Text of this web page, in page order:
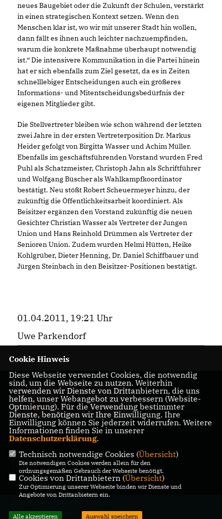
neues Baugebiet oder die Zukunft der Schulen, verstärkt
in einen strategischen Kontext setzen. Wenn den
Menschen klar ist, wo wir mit unserer Stadt hin wollen,
dann fällt es ihnen auch leichter nachzuempfinden,
warum die konkrete Maßnahme überhaupt notwendig
ist.“ Die intensivere Kommunikation in die Partei hinein
hat er sich ebenfalls zum Ziel gesetzt, da es in Zeiten
schnelllebiger Entscheidungen auch ein größeres
Informations- und Mitentscheidungsbedürfnis der
eigenen Mitglieder gibt.
Die Stellvertreter bleiben wie schon während der letzten
zwei Jahre in der ersten Vertreterposition Dr. Markus
Heider gefolgt von Birgitta Wasser und Achim Müller.
Ebenfalls im geschäftsführenden Vorstand wurden Fred
Puhl als Schatzmeister, Christoph Jahn als Schriftführer
und Wolfgang Büscher als Wahlkampfkoordinator
bestätigt. Neu stößt Robert Scheuermeyer hinzu, der
zukünftig die Öffentlichkeitsarbeit koordiniert. Als
Beisitzer ergänzen den Vorstand zukünftig die neuen
Gesichter Christian Wasser als Vertreter der Jungen
Union und Hans Reinhold Drümmen als Vertreter der
Senioren Union. Zudem wurden Helmi Hütten, Heike
Kohlgrüber, Dieter Henning, Dr. Daniel Schiffbauer und
Jürgen Steinbach in den Beisitzer-Positionen bestätigt.
01.04.2011, 19:21 Uhr
Uwe Parkendorf
Herzlich
Willkommen beim
CDU Stadtverband
Rösrath
IMPRESSUM DATENSCHUTZ KONTAKT
Alle Rechte vorbehalten.
Cookie Hinweis
Diese Webseite verwendet Cookies, die notwendig
sind, um die Webseite zu nutzen. Weiterhin
verwenden wir Dienste von Drittanbietern, die uns
helfen, unser Webangebot zu verbessern (Website-
Optmierung). Für die Verwendung bestimmter
Dienste, benötigen wir Ihre Einwilligung. Ihre
Einwilligung können Sie jederzeit widerrufen. Weitere
Informationen finden Sie in unserer
Datenschutzerklärung.
Technisch notwendige Cookies (Übersicht)
Die notwendigen Cookies werden allein für den
ordnungsgemäßen Gebrauch der Webseite benötigt.
Cookies von Drittanbietern (Übersicht)
Zur Optimierung unserer Webseite binden wir Dienste und
Angebote von Drittanbietern ein.
Alle akzeptieren Auswahl speichern